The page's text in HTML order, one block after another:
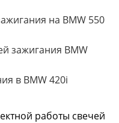
на BMW 550
зажигания BMW
в BMW 420i
работы свечей